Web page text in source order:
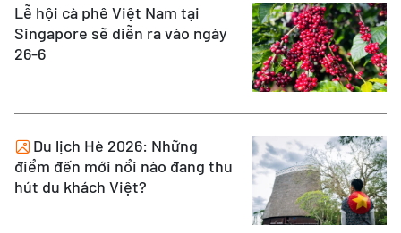
Lễ hội cà phê Việt Nam tại
Singapore sẽ diễn ra vào ngày
26-6
Du lịch Hè 2026: Những
điểm đến mới nổi nào đang thu
hút du khách Việt?